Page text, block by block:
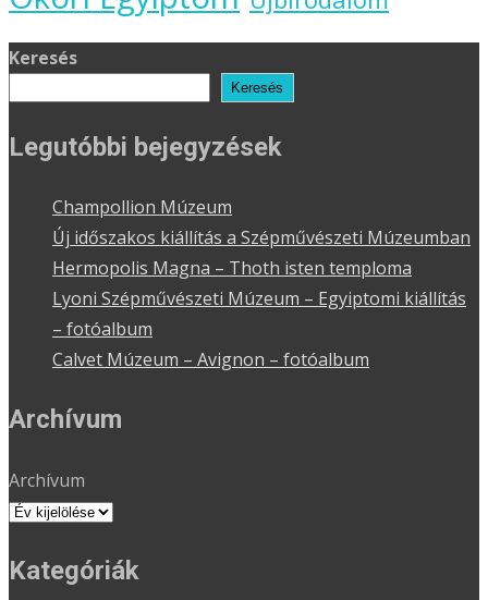
Keresés
Keresés
Legutóbbi bejegyzések
Champollion Múzeum
Új időszakos kiállítás a Szépművészeti Múzeumban
Hermopolis Magna – Thoth isten temploma
Lyoni Szépművészeti Múzeum – Egyiptomi kiállítás
– fotóalbum
Calvet Múzeum – Avignon – fotóalbum
Archívum
Archívum
Kategóriák